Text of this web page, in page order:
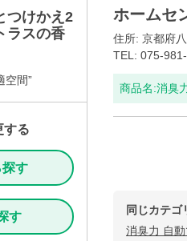
つけかえ2
ラスの香
空間”
する
探す
す
ホームセ
住所: 京都府
TEL: 075-
商品名:消臭
同じカテゴ
消臭力 自